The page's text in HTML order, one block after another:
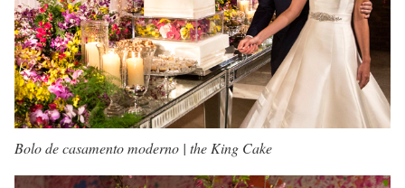
Bolo de casamento moderno | the King Cake